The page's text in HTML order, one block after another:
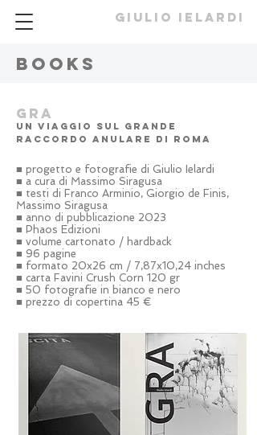
GIULIO IELARDI
books
GRa
uN VIAGGIO SUL GRANDE
RACCORDO ANULARE DI ROMA
■ progetto e fotografie di Giulio Ielardi
■ a cura di Massimo Siragusa
■ testi di Franco Arminio, Giorgio de Finis,
Massimo Siragusa
■ anno di pubblicazione 2023
■ Phaos Edizioni
■ volume cartonato / hardback
■ 96 pagine
■ formato 20x26 cm / 7,87x10,24 inches
■ carta Favini Crush Corn 120 gr
■ 50 fotografie in bianco e nero
■ prezzo di copertina 45 €